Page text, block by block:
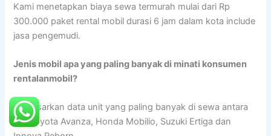
Kami menetapkan biaya sewa termurah mulai dari Rp
300.000 paket rental mobil durasi 6 jam dalam kota include
jasa pengemudi.
Jenis mobil apa yang paling banyak di minati konsumen
rentalanmobil?
Berdasarkan data unit yang paling banyak di sewa antara
lain Toyota Avanza, Honda Mobilio, Suzuki Ertiga dan